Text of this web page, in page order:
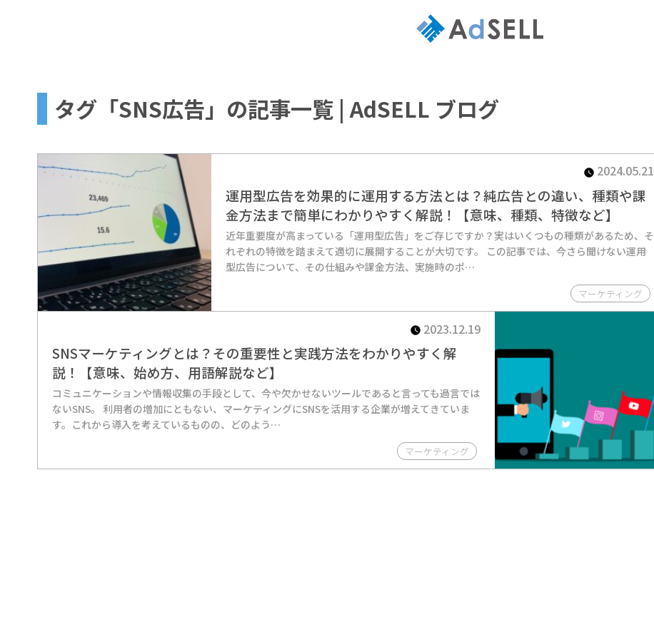
タグ「SNS広告」の記事一覧 | AdSELL ブログ
2024.05.21
運用型広告を効果的に運用する方法とは？純広告との違い、種類や課
金方法まで簡単にわかりやすく解説！【意味、種類、特徴など】
近年重要度が高まっている「運用型広告」をご存じですか？実はいくつもの種類があるため、そ
れぞれの特徴を踏まえて適切に展開することが大切です。 この記事では、今さら聞けない運用
型広告について、その仕組みや課金方法、実施時のポ…
マーケティング
2023.12.19
SNSマーケティングとは？その重要性と実践方法をわかりやすく解
説！【意味、始め方、用語解説など】
コミュニケーションや情報収集の手段として、今や欠かせないツールであると言っても過言では
ないSNS。 利用者の増加にともない、マーケティングにSNSを活用する企業が増えてきていま
す。これから導入を考えているものの、どのよう…
マーケティング